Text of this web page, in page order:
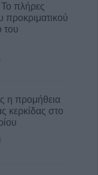
πλήρες
του
η προμήθεια
κερκίδας στο